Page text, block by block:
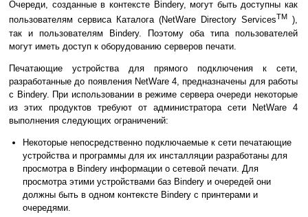
Очереди, созданные в контексте Bindery, могут быть доступны как
пользователям сервиса Каталога (NetWare Directory ServicesTM
),
так и пользователям Bindery. Поэтому оба типа пользователей
могут иметь доступ к оборудованию серверов печати.
Печатающие устройства для прямого подключения к сети,
разработанные до появления NetWare 4, предназначены для работы
с Bindery. При использовании в режиме сервера очереди некоторые
из этих продуктов требуют от администратора сети NetWare 4
выполнения следующих ограничений:
Некоторые непосредственно подключаемые к сети печатающие
устройства и программы для их инсталляции разработаны для
просмотра в Bindery информации о сетевой печати. Для
просмотра этими устройствами баз Bindery и очередей они
должны быть в одном контексте Bindery с принтерами и
очередями.